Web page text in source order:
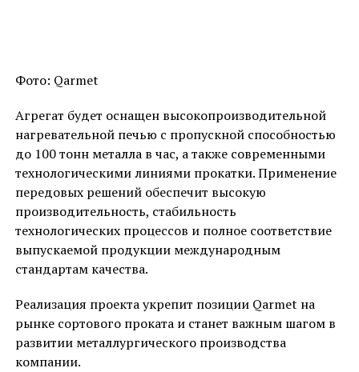
Фото: Qarmet
Агрегат будет оснащен высокопроизводительной
нагревательной печью с пропускной способностью
до 100 тонн металла в час, а также современными
технологическими линиями прокатки. Применение
передовых решений обеспечит высокую
производительность, стабильность
технологических процессов и полное соответствие
выпускаемой продукции международным
стандартам качества.
Реализация проекта укрепит позиции Qarmet на
рынке сортового проката и станет важным шагом в
развитии металлургического производства
компании.